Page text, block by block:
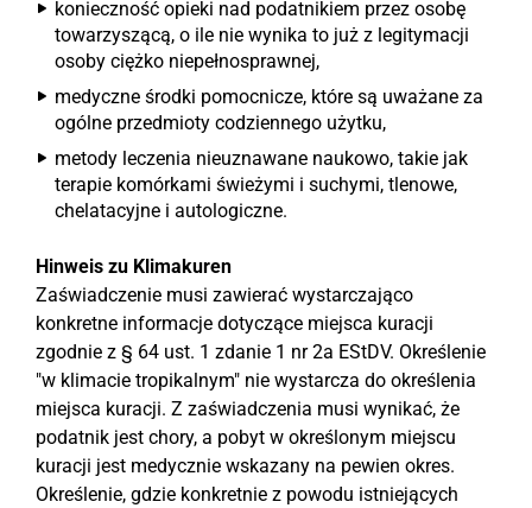
konieczność opieki nad podatnikiem przez osobę
towarzyszącą, o ile nie wynika to już z legitymacji
osoby ciężko niepełnosprawnej,
medyczne środki pomocnicze, które są uważane za
ogólne przedmioty codziennego użytku,
metody leczenia nieuznawane naukowo, takie jak
terapie komórkami świeżymi i suchymi, tlenowe,
chelatacyjne i autologiczne.
Hinweis zu Klimakuren
Zaświadczenie musi zawierać wystarczająco
konkretne informacje dotyczące miejsca kuracji
zgodnie z § 64 ust. 1 zdanie 1 nr 2a EStDV. Określenie
"w klimacie tropikalnym" nie wystarcza do określenia
miejsca kuracji. Z zaświadczenia musi wynikać, że
podatnik jest chory, a pobyt w określonym miejscu
kuracji jest medycznie wskazany na pewien okres.
Określenie, gdzie konkretnie z powodu istniejących